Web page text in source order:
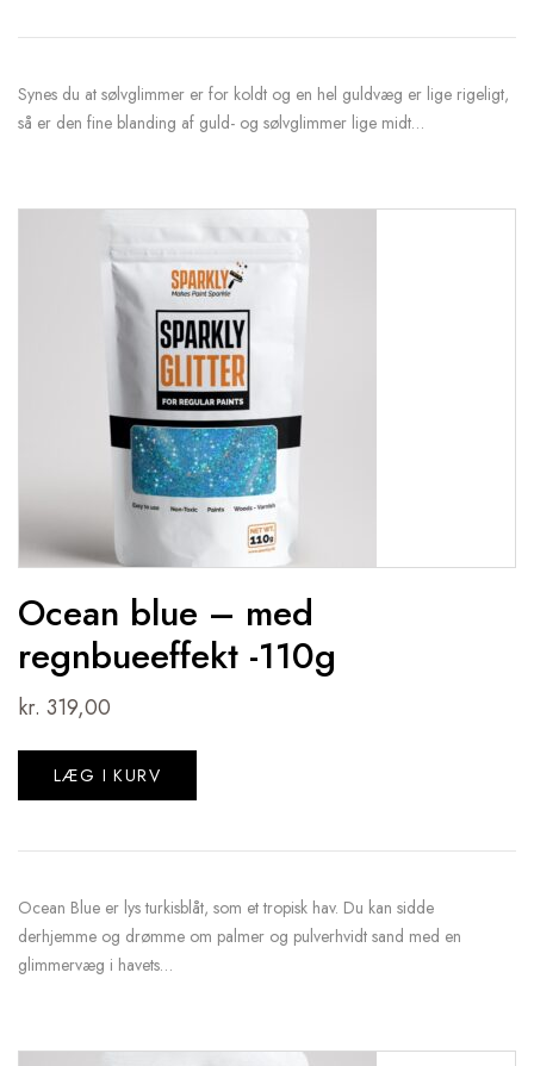
Synes du at sølvglimmer er for koldt og en hel guldvæg er lige rigeligt,
så er den fine blanding af guld- og sølvglimmer lige midt…
Ocean blue – med
regnbueeffekt -110g
kr. 319,00
LÆG I KURV
Ocean Blue er lys turkisblåt, som et tropisk hav. Du kan sidde
derhjemme og drømme om palmer og pulverhvidt sand med en
glimmervæg i havets…